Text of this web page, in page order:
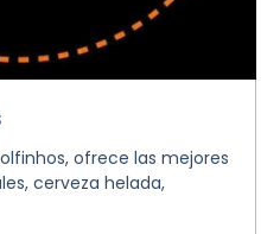
ofrece las mejores
cerveza helada,